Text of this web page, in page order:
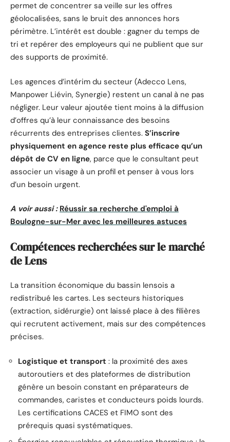
permet de concentrer sa veille sur les offres
géolocalisées, sans le bruit des annonces hors
périmètre. L’intérêt est double : gagner du temps de
tri et repérer des employeurs qui ne publient que sur
des supports de proximité.
Les agences d’intérim du secteur (Adecco Lens,
Manpower Liévin, Synergie) restent un canal à ne pas
négliger. Leur valeur ajoutée tient moins à la diffusion
d’offres qu’à leur connaissance des besoins
récurrents des entreprises clientes. S’inscrire
physiquement en agence reste plus efficace qu’un
dépôt de CV en ligne, parce que le consultant peut
associer un visage à un profil et penser à vous lors
d’un besoin urgent.
A voir aussi : Réussir sa recherche d'emploi à
Boulogne-sur-Mer avec les meilleures astuces
Compétences recherchées sur le marché
de Lens
La transition économique du bassin lensois a
redistribué les cartes. Les secteurs historiques
(extraction, sidérurgie) ont laissé place à des filières
qui recrutent activement, mais sur des compétences
précises.
Logistique et transport : la proximité des axes
autoroutiers et des plateformes de distribution
génère un besoin constant en préparateurs de
commandes, caristes et conducteurs poids lourds.
Les certifications CACES et FIMO sont des
prérequis quasi systématiques.